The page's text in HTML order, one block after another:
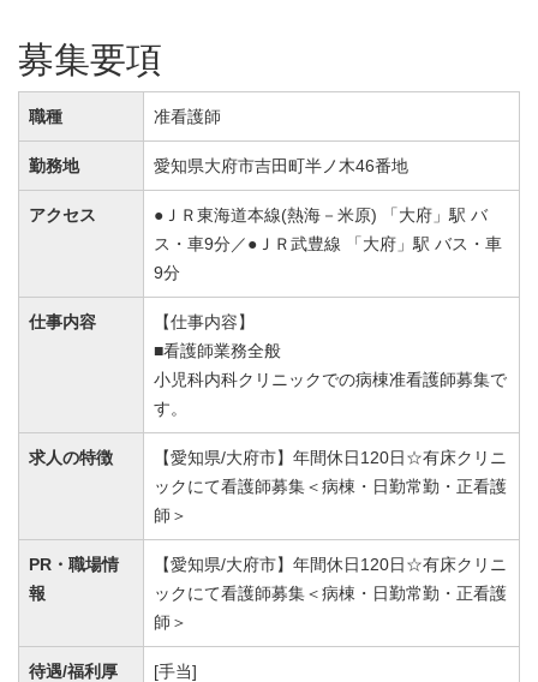
募集要項
職種 准看護師
勤務地 愛知県大府市吉田町半ノ木46番地
アクセス
●ＪＲ東海道本線(熱海－米原) 「大府」駅 バ
ス・車9分／●ＪＲ武豊線 「大府」駅 バス・車
9分
仕事内容
【仕事内容】
■看護師業務全般
小児科内科クリニックでの病棟准看護師募集で
す。
求人の特徴
【愛知県/大府市】年間休日120日☆有床クリニ
ックにて看護師募集＜病棟・日勤常勤・正看護
師＞
PR・職場情
報
【愛知県/大府市】年間休日120日☆有床クリニ
ックにて看護師募集＜病棟・日勤常勤・正看護
師＞
待遇/福利厚
[手当]